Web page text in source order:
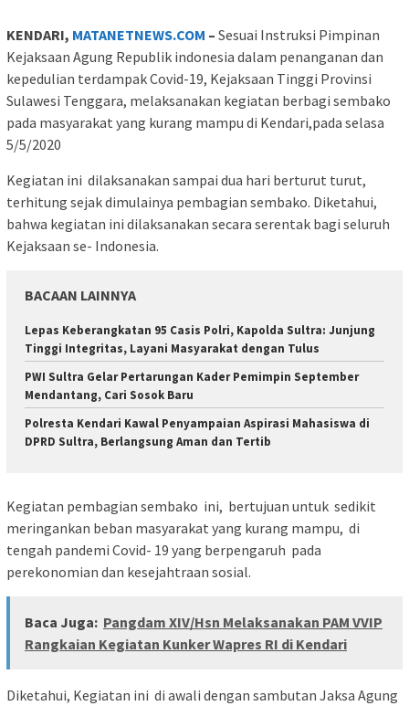
KENDARI, MATANETNEWS.COM – Sesuai Instruksi Pimpinan
Kejaksaan Agung Republik indonesia dalam penanganan dan
kepedulian terdampak Covid-19, Kejaksaan Tinggi Provinsi
Sulawesi Tenggara, melaksanakan kegiatan berbagi sembako
pada masyarakat yang kurang mampu di Kendari,pada selasa
5/5/2020
Kegiatan ini dilaksanakan sampai dua hari berturut turut,
terhitung sejak dimulainya pembagian sembako. Diketahui,
bahwa kegiatan ini dilaksanakan secara serentak bagi seluruh
Kejaksaan se- Indonesia.
BACAAN LAINNYA
Lepas Keberangkatan 95 Casis Polri, Kapolda Sultra: Junjung
Tinggi Integritas, Layani Masyarakat dengan Tulus
PWI Sultra Gelar Pertarungan Kader Pemimpin September
Mendantang, Cari Sosok Baru
Polresta Kendari Kawal Penyampaian Aspirasi Mahasiswa di
DPRD Sultra, Berlangsung Aman dan Tertib
Kegiatan pembagian sembako ini, bertujuan untuk sedikit
meringankan beban masyarakat yang kurang mampu, di
tengah pandemi Covid- 19 yang berpengaruh pada
perekonomian dan kesejahtraan sosial.
Baca Juga: Pangdam XIV/Hsn Melaksanakan PAM VVIP
Rangkaian Kegiatan Kunker Wapres RI di Kendari
Diketahui, Kegiatan ini di awali dengan sambutan Jaksa Agung